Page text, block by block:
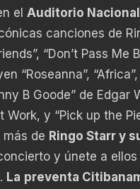
el Auditorio Nacional
canciones de
“Don’t Pass Me
“Roseanna”,
B Goode” de Edgar
Work, y “Pick up the
más de Ringo Starr y
y únete a
La preventa